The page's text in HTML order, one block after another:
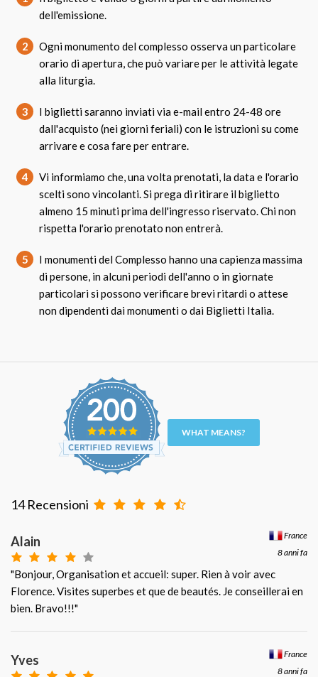
dell'emissione.
2
Ogni monumento del complesso osserva un particolare
orario di apertura, che può variare per le attività legate
alla liturgia.
3
I biglietti saranno inviati via e-mail entro 24-48 ore
dall'acquisto (nei giorni feriali) con le istruzioni su come
arrivare e cosa fare per entrare.
4
Vi informiamo che, una volta prenotati, la data e l'orario
scelti sono vincolanti. Si prega di ritirare il biglietto
almeno 15 minuti prima dell'ingresso riservato. Chi non
rispetta l'orario prenotato non entrerà.
5
I monumenti del Complesso hanno una capienza massima
di persone, in alcuni periodi dell'anno o in giornate
particolari si possono verificare brevi ritardi o attese
non dipendenti dai monumenti o dai Biglietti Italia.
WHAT MEANS?
14 Recensioni
France
8 anni fa
Alain
"Bonjour, Organisation et accueil: super. Rien à voir avec
Florence. Visites superbes et que de beautés. Je conseillerai en
bien. Bravo!!!"
France
8 anni fa
Yves